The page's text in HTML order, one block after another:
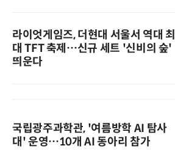
라이엇게임즈, 더현대 서울서 역대 최
대 TFT 축제…신규 세트 '신비의 숲'
띄운다
국립광주과학관, '여름방학 AI 탐사
대' 운영…10개 AI 동아리 참가